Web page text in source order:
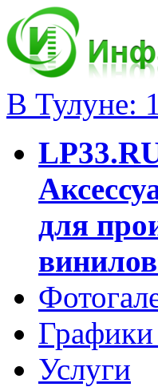
В Тулуне:
для
Услуги